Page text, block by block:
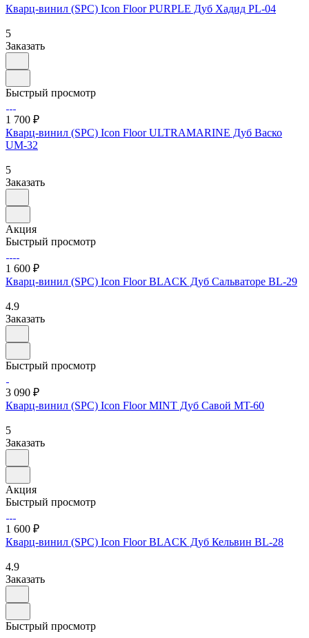
Кварц-винил (SPC) Icon Floor PURPLE Дуб Хадид PL-04
5
Заказать
Быстрый просмотр
1 700 ₽
Кварц-винил (SPC) Icon Floor ULTRAMARINE Дуб Васко
UM-32
5
Заказать
Акция
Быстрый просмотр
1 600 ₽
Кварц-винил (SPC) Icon Floor BLACK Дуб Сальваторе BL-29
4.9
Заказать
Быстрый просмотр
3 090 ₽
Кварц-винил (SPC) Icon Floor MINT Дуб Савой MT-60
5
Заказать
Акция
Быстрый просмотр
1 600 ₽
Кварц-винил (SPC) Icon Floor BLACK Дуб Кельвин BL-28
4.9
Заказать
Быстрый просмотр